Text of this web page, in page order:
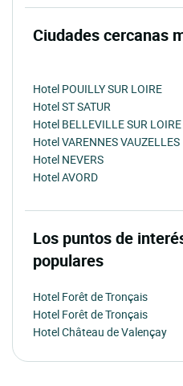
Ciudades cercanas
Hotel POUILLY SUR LOIRE
Hotel ST SATUR
Hotel BELLEVILLE SUR LOIRE
Hotel VARENNES VAUZELLES
Hotel NEVERS
Hotel AVORD
Los puntos de
populares
Hotel Forêt de Tronçais
Hotel Forêt de Tronçais
Hotel Château de Valençay